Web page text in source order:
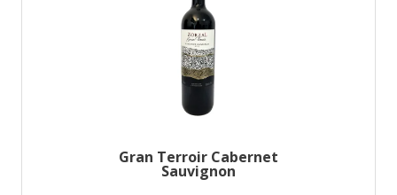
Gran Terroir Cabernet
Sauvignon